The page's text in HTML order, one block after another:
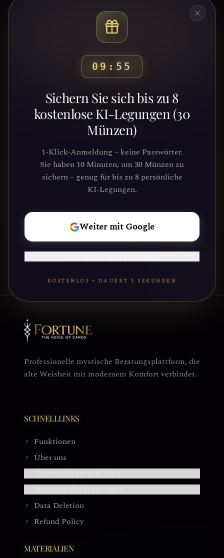
09:53
Sichern Sie sich bis zu 8
kostenlose KI-Legungen (30
Münzen)
1-Klick-Anmeldung – keine Passwörter.
Sie haben 10 Minuten, um 30 Münzen zu
sichern – genug für bis zu 8 persönliche
KI-Legungen.
Weiter mit Google
KOSTENLOS • DAUERT 5 SEKUNDEN
Bereit, deinen Weg zu
entdecken?
Schließe dich Tausenden von
Suchenden an, die Klarheit und
Führung durch unsere Plattform
gefunden haben. Deine kosmische Reise
wartet.
REISE
BEGINNEN
Professionelle mystische Beratungsplattform, die
alte Weisheit mit modernem Komfort verbindet.
SCHNELLLINKS
Funktionen
Über uns
Data Deletion
Refund Policy
MATERIALIEN